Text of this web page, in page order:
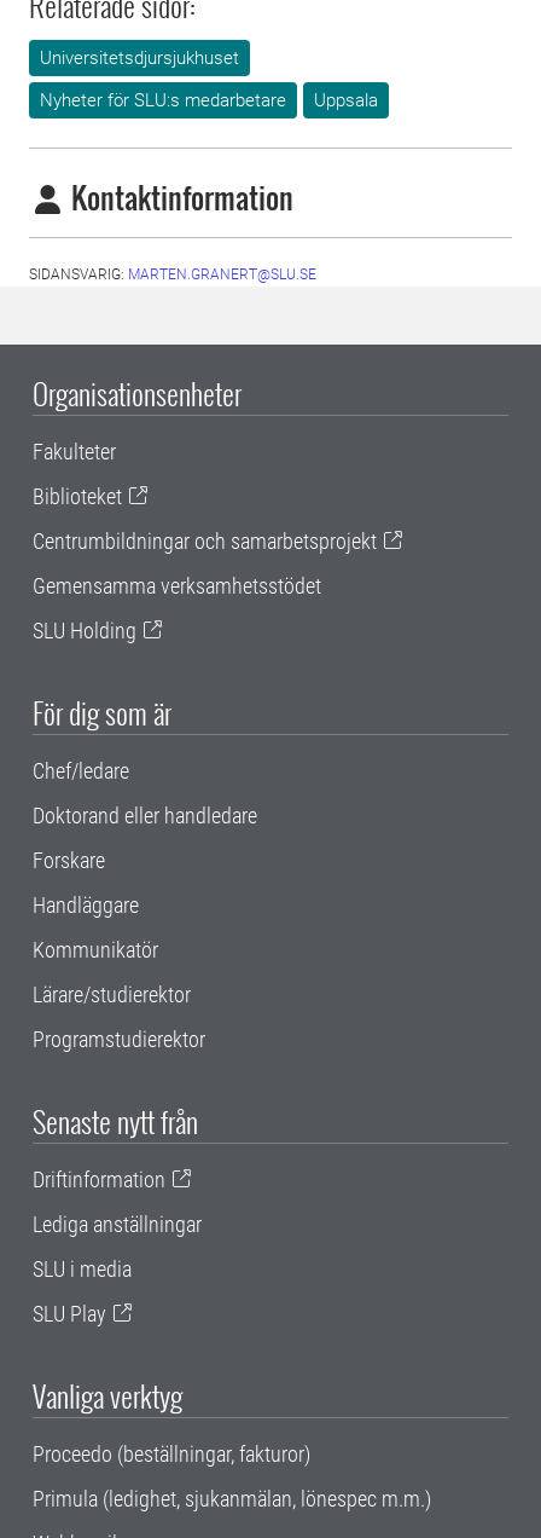
Universitetsdjursjukhuset
Nyheter för SLU:s medarbetare
Uppsala
Kontaktinformation
SIDANSVARIG: MARTEN.GRANERT@SLU.SE
Organisationsenheter
Fakulteter
Biblioteket
Centrumbildningar och samarbetsprojekt
Gemensamma verksamhetsstödet
SLU Holding
För dig som är
Chef/ledare
Doktorand eller handledare
Forskare
Handläggare
Kommunikatör
Lärare/studierektor
Programstudierektor
Senaste nytt från
Driftinformation
Lediga anställningar
SLU i media
SLU Play
Vanliga verktyg
Proceedo (beställningar, fakturor)
Primula (ledighet, sjukanmälan, lönespec m.m.)